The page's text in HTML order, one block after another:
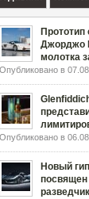
Прототип
Джорджо
молотка
Опубликовано в
Опубликовано в
Новый
посвящен